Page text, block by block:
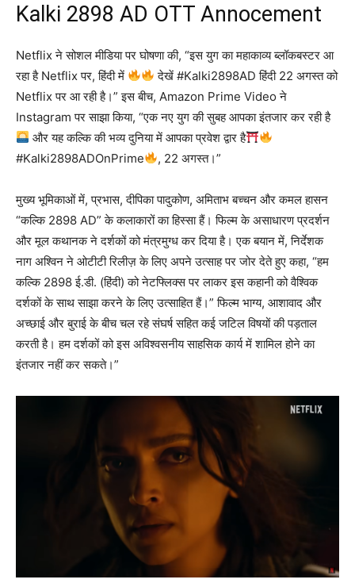
Kalki 2898 AD OTT Annocement
Netflix ने सोशल मीडिया पर घोषणा की, “इस युग का महाकाव्य ब्लॉकबस्टर आ
रहा है Netflix पर, हिंदी में
देखें #Kalki2898AD हिंदी 22 अगस्त को
Netflix पर आ रही है।” इस बीच, Amazon Prime Video ने
Instagram पर साझा किया, “एक नए युग की सुबह आपका इंतजार कर रही है
और यह कल्कि की भव्य दुनिया में आपका प्रवेश द्वार है
#Kalki2898ADOnPrime
, 22 अगस्त।”
मुख्य भूमिकाओं में, प्रभास, दीपिका पादुकोण, अमिताभ बच्चन और कमल हासन
“कल्कि 2898 AD” के कलाकारों का हिस्सा हैं। फिल्म के असाधारण प्रदर्शन
और मूल कथानक ने दर्शकों को मंत्रमुग्ध कर दिया है। एक बयान में, निर्देशक
नाग अश्विन ने ओटीटी रिलीज़ के लिए अपने उत्साह पर जोर देते हुए कहा, “हम
कल्कि 2898 ई.डी. (हिंदी) को नेटफ्लिक्स पर लाकर इस कहानी को वैश्विक
दर्शकों के साथ साझा करने के लिए उत्साहित हैं।” फिल्म भाग्य, आशावाद और
अच्छाई और बुराई के बीच चल रहे संघर्ष सहित कई जटिल विषयों की पड़ताल
करती है। हम दर्शकों को इस अविश्वसनीय साहसिक कार्य में शामिल होने का
इंतजार नहीं कर सकते।”